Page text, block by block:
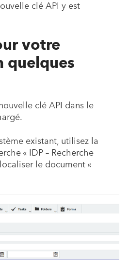
clé API y est
votre
quelques
clé API dans le
existant, utilisez la
« IDP – Recherche
le document «